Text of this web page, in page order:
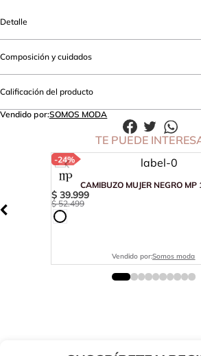
Detalle
Composición y cuidados
Calificación del producto
Vendido por:SOMOS MODA
TE PUEDE
-24%
CAMIBUZO MUJER NEGRO MP
$ 39.999
$ 52.499
Vendido por:Somos moda